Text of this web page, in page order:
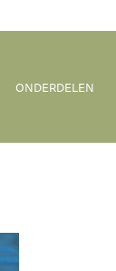
ONDERDELEN